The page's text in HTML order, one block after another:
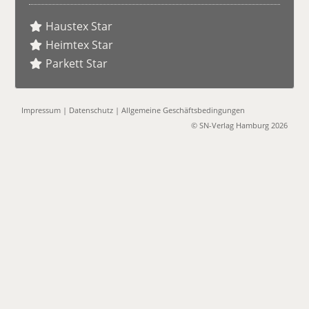
Haustex Star
Heimtex Star
Parkett Star
Impressum | Datenschutz |Allgemeine Geschäftsbedingungen
© SN-Verlag Hamburg 2026